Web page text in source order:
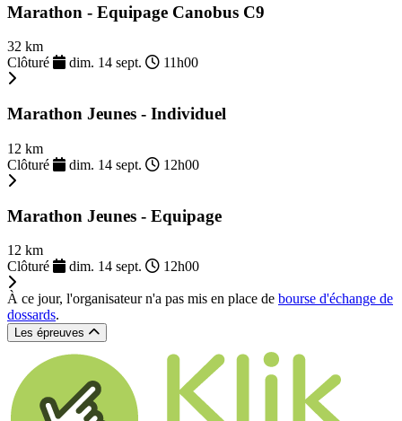
Marathon - Equipage Canobus C9
32 km
Clôturé
dim. 14 sept. 11h00
Marathon Jeunes - Individuel
12 km
Clôturé
dim. 14 sept. 12h00
Marathon Jeunes - Equipage
12 km
Clôturé
dim. 14 sept. 12h00
À ce jour, l'organisateur n'a pas mis en place de bourse d'échange de
dossards.
Les épreuves